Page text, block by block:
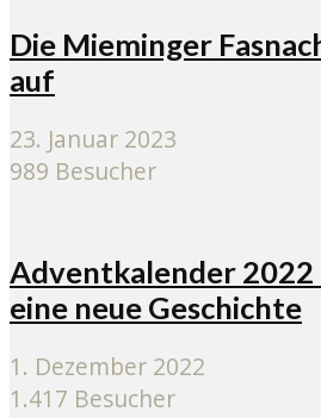
Die Mieminger
auf
23. Januar 2023
989 Besucher
Adventkalender 2022
eine neue Geschichte
1. Dezember 2022
1.417 Besucher